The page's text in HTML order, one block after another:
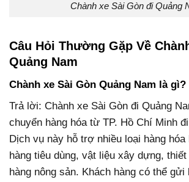
Chành xe Sài Gòn đi Quảng
Câu Hỏi Thường Gặp Về
Quảng Nam
Chành xe Sài Gòn Quảng Nam là gì?
Trả lời: Chành xe Sài Gòn đi Quảng
chuyển hàng hóa từ TP. Hồ Chí Minh
Dịch vụ này hỗ trợ nhiều loại hàng
hàng tiêu dùng, vật liệu xây dựng,
hàng nông sản. Khách hàng có thể gửi